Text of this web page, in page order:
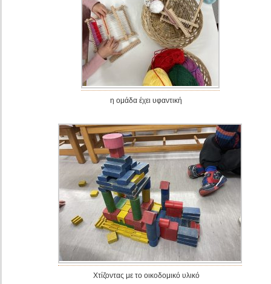
η ομάδα έχει υφαντική
Χτίζοντας με το οικοδομικό υλικό